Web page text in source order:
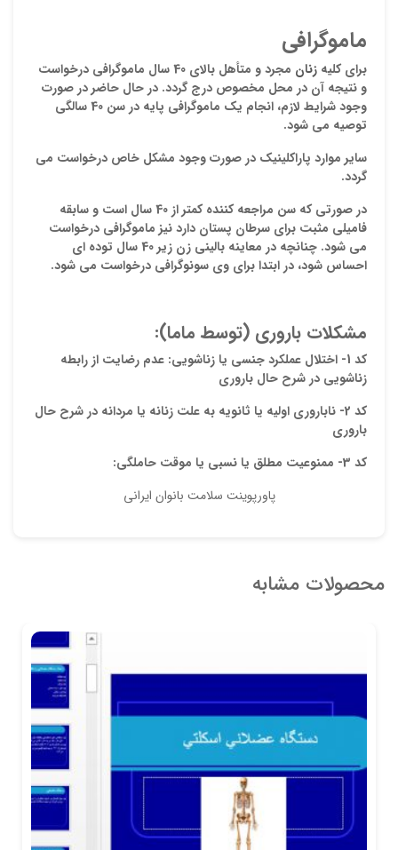
ماموگرافی
برای کلیه زنان
مجرد و متأهل بالای 40 سال ماموگرافی درخواست
و نتیجه آن در محل مخصوص درج گردد. در حال حاضر در صورت
وجود شرایط لازم،
انجام یک ماموگرافی پایه در سن 40 سالگی
توصیه می شود.
سایر موارد پاراکلینیک در صورت وجود مشکل خاص درخواست می
گردد.
در صورتی که سن مراجعه کننده کمتر از 40 سال است و سابقه
فامیلی مثبت برای سرطان پستان دارد نیز ماموگرافی درخواست
می شود. چنانچه در معاینه بالینی زن زیر 40 سال توده ای
احساس شود، در ابتدا برای وی سونوگرافی درخواست می شود.
مشکلات باروری (توسط ماما):
کد 1- اختلال عملکرد جنسی یا زناشویی:
عدم رضایت از رابطه
زناشویی در شرح حال باروری
کد 2- ناباروری اولیه یا ثانویه
به علت زنانه یا مردانه در شرح حال
باروری
کد 3- ممنوعیت مطلق یا نسبی یا موقت حاملگی:
پاورپوینت سلامت بانوان ایرانی
محصولات مشابه